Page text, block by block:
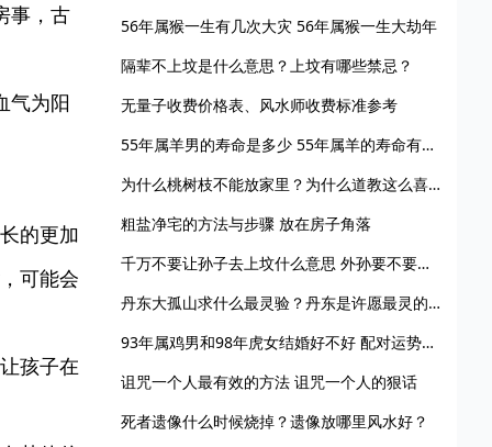
事，古
气为阳
的更加
可能会
孩子在
56年属猴一生有几次大灾 56年属猴一生大劫年
隔辈不上坟是什么意思？上坟有哪些禁忌？
无量子收费价格表、风水师收费标准参考
55年属羊男的寿命是多少 55年属羊的寿命有多大
为什么桃树枝不能放家里？为什么道教这么喜欢桃树？
粗盐净宅的方法与步骤 放在房子角落
千万不要让孙子去上坟什么意思 外孙要不要上坟
丹东大孤山求什么最灵验？丹东是许愿最灵的地方
93年属鸡男和98年虎女结婚好不好 配对运势怎么样
诅咒一个人最有效的方法 诅咒一个人的狠话
死者遗像什么时候烧掉？遗像放哪里风水好？